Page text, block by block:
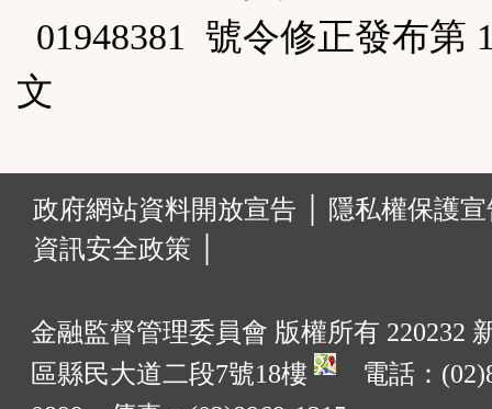
01948381 號令修正發布第
文
政府網站資料開放宣告 │
隱私權保護
資訊安全政策 │
金融監督管理委員會 版權所有 220232
區縣民大道二段7號18樓
電話：